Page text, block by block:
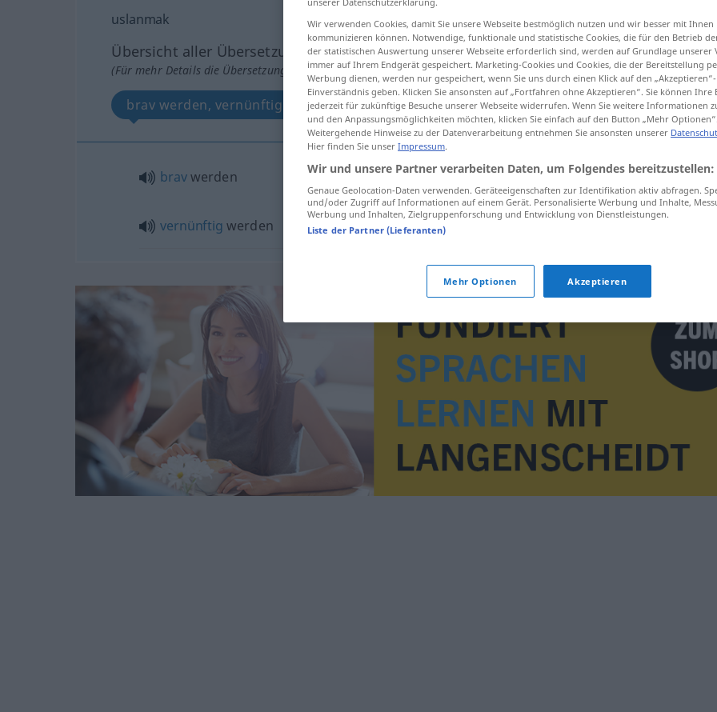
uslanmak
Übersicht aller Übersetzungen
(Für mehr Details die Übersetzung anklicken/antippen)
brav werden, vernünftig werden
bravwerden uslanmak
vernünftig werden uslanmak
Wir verwenden Cookies, damit Sie unsere Webseite bestmöglich nutzen und wir besser mit Ihnen
kommunizieren können. Notwendige, funktionale und statistische Cookies, die für den Betrieb
der statistischen Auswertung unserer Webseite erforderlich sind, werden auf Grundlage unserer
immer auf Ihrem Endgerät gespeichert. Marketing-Cookies und Cookies, die der Bereitstellung
Werbung dienen, werden nur gespeichert, wenn Sie uns durch einen Klick auf den
Einverständnis geben. Klicken Sie ansonsten auf „Fortfahren ohne Akzeptieren“. Sie können
jederzeit für zukünftige Besuche unserer Webseite widerrufen. Wenn Sie weitere Informationen
und den Anpassungsmöglichkeiten möchten, klicken Sie einfach auf den Button „Mehr
Weitergehende Hinweise zu der Datenverarbeitung entnehmen Sie ansonsten unserer
Hier finden Sie unser Impressum.
Wir und unsere Partner verarbeiten Daten, um Folgendes bereitzustellen:
Genaue Geolocation-Daten verwenden. Geräteeigenschaften zur Identifikation aktiv abfragen.
und/oder Zugriff auf Informationen auf einem Gerät. Personalisierte Werbung und Inhalte,
Werbung und Inhalten, Zielgruppenforschung und Entwicklung von Dienstleistungen.
Liste der Partner (Lieferanten)
Mehr Optionen Akzeptieren